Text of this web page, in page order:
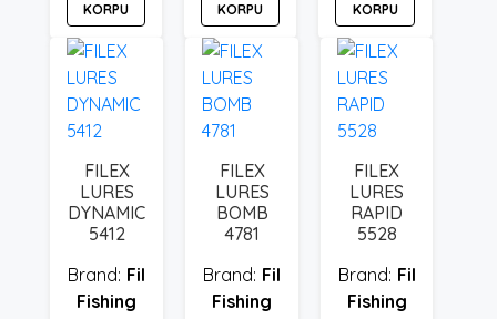
KORPU
KORPU
KORPU
FILEX
LURES
DYNAMIC
5412
Fil
Fishing
FILEX
LURES
BOMB
4781
Fil
Fishing
FILEX
LURES
RAPID
5528
Fil
Fishing